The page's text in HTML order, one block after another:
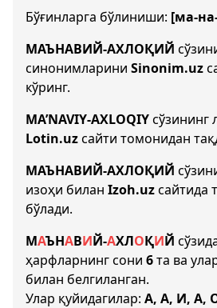
Бўғинларга бўлиниши: [ма-
МАЪНАВИЙ-АХЛОҚИЙ
синонимларини Sinonim.uz
кўринг.
MA’NAVIY-AXLOQIYсўзининг
Lotin.uzсайти томонидан
МАЪНАВИЙ-АХЛОҚИЙ
изоҳи билан Izoh.uzсайтида
бўлади.
МАЪНАВИЙ-АХЛОҚИЙ
ҳарфларнинг сони 6та ва
билан белгиланган.
Улар қуйидагилар: А, А, И, А,